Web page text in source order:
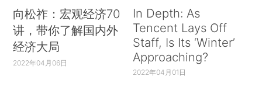
向松祚：宏观经济70
讲，带你了解国内外
经济大局
2022年04月06日
In Depth: As
Tencent Lays Off
Staff, Is Its ‘Winter’
Approaching?
2022年04月01日